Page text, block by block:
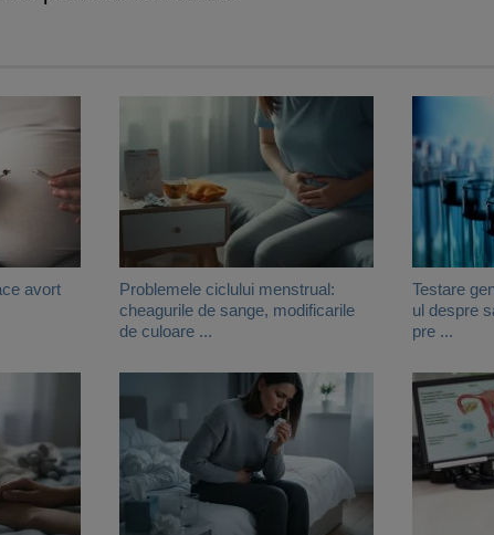
avort
Problemele ciclului menstrual:
cheagurile de sange, modificarile
de culoare ...
Testare
ul despre
pre ...